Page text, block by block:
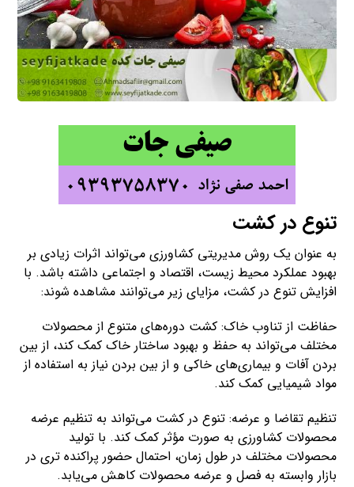
تنوع در کشت
به عنوان یک روش مدیریتی کشاورزی می‌تواند اثرات زیادی بر
بهبود عملکرد محیط زیست، اقتصاد و اجتماعی داشته باشد. با
افزایش تنوع در کشت، مزایای زیر می‌توانند مشاهده شوند:
حفاظت از تناوب خاک: کشت دوره‌های متنوع از محصولات
مختلف می‌تواند به حفظ و بهبود ساختار خاک کمک کند، از بین
بردن آفات و بیماری‌های خاکی و از بین بردن نیاز به استفاده از
مواد شیمیایی کمک کند.
تنظیم تقاضا و عرضه: تنوع در کشت می‌تواند به تنظیم عرضه
محصولات کشاورزی به صورت مؤثر کمک کند. با تولید
محصولات مختلف در طول زمان، احتمال حضور پراکنده تری در
بازار وابسته به فصل و عرضه محصولات کاهش می‌یابد.